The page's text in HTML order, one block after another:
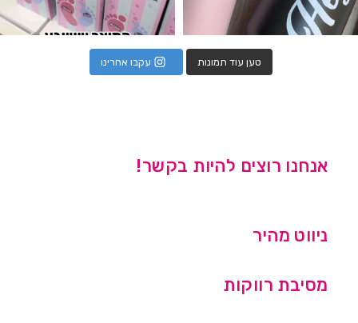
טען עוד תמונות עקבו אחרינו
אנחנו רוצים להיות בקשר!
ניווט מהיר
מסיבת רווקות